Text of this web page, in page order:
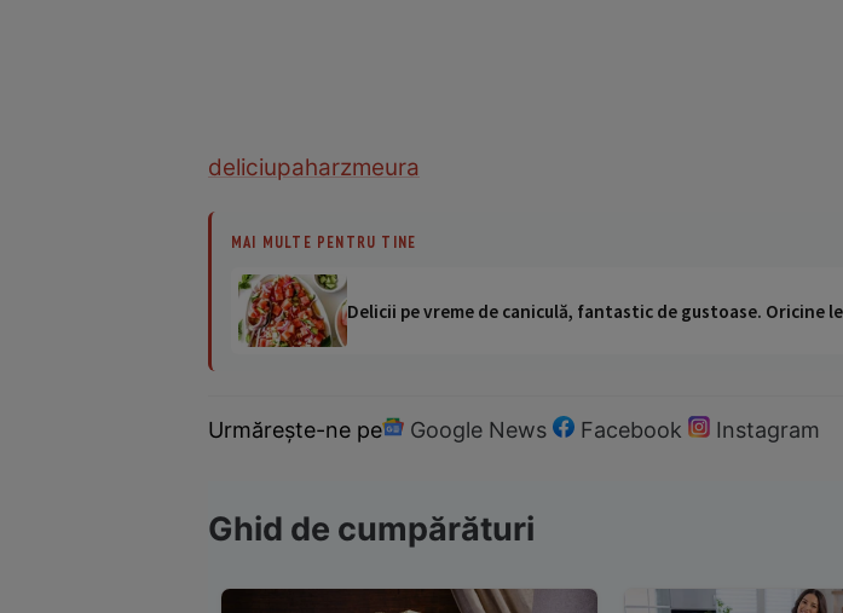
deliciupaharzmeura
MAI MULTE PENTRU TINE
Delicii pe vreme de caniculă, fantastic de gustoase.
Urmărește-ne pe Google News Facebook Instagram
Ghid de cumpărături